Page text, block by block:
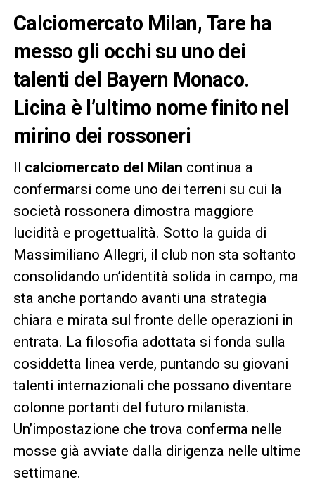
Calciomercato Milan, Tare ha
messo gli occhi su uno dei
talenti del Bayern Monaco.
Licina è l’ultimo nome finito nel
mirino dei rossoneri
Il calciomercato del Milan continua a
confermarsi come uno dei terreni su cui la
società rossonera dimostra maggiore
lucidità e progettualità. Sotto la guida di
Massimiliano Allegri, il club non sta soltanto
consolidando un’identità solida in campo, ma
sta anche portando avanti una strategia
chiara e mirata sul fronte delle operazioni in
entrata. La filosofia adottata si fonda sulla
cosiddetta linea verde, puntando su giovani
talenti internazionali che possano diventare
colonne portanti del futuro milanista.
Un’impostazione che trova conferma nelle
mosse già avviate dalla dirigenza nelle ultime
settimane.